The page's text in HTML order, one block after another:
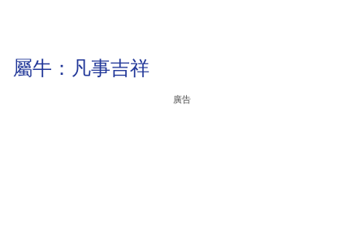
屬牛：凡事吉祥
廣告